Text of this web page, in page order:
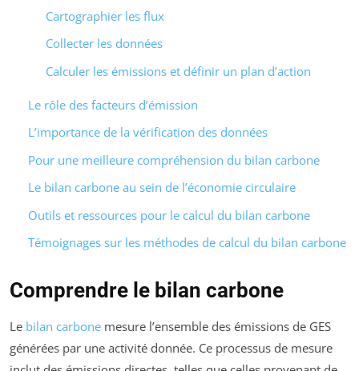
Cartographier les flux
Collecter les données
Calculer les émissions et définir un plan d’action
Le rôle des facteurs d’émission
L’importance de la vérification des données
Pour une meilleure compréhension du bilan carbone
Le bilan carbone au sein de l’économie circulaire
Outils et ressources pour le calcul du bilan carbone
Témoignages sur les méthodes de calcul du bilan carbone
Comprendre le bilan carbone
Le bilan carbone mesure l’ensemble des émissions de GES
générées par une activité donnée. Ce processus de mesure